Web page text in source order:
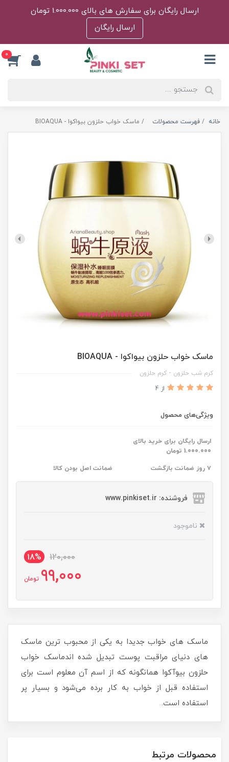
ارسال رایگان برای سفارش های بالای 1.000.000 تومان
ارسال رایگان
0
خانه فهرست محصولات ماسک خواب حلزون بیواکوا - BIOAQUA
ماسک خواب حلزون بیواکوا - BIOAQUA
کرم شب حلزون - کرم حلزون
از 4
ویژگی‌های محصول
ارسال رایگان برای خرید بالای
1.000.000 تومان
۷ روز ضمانت بازگشت ضمانت اصل بودن کالا
فروشنده: www.pinkiset.ir
ناموجود
120,000
18%
99,000 تومان
ماسک های خواب جدیدا به یکی از محبوب ترین ماسک
های دنیای مراقبت پوست تبدیل شده اندماسک خواب
حلزون بیوآکوا همانگونه که از اسم آن معلوم است برای
استفاده قبل از خواب به کار برده می‌شود و بسیار پر
استفاده است.
محصولات مرتبط